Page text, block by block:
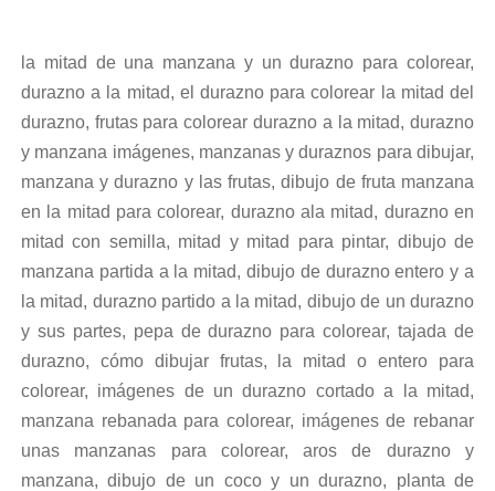
la mitad de una manzana y un durazno para colorear,
durazno a la mitad, el durazno para colorear la mitad del
durazno, frutas para colorear durazno a la mitad, durazno
y manzana imágenes, manzanas y duraznos para dibujar,
manzana y durazno y las frutas, dibujo de fruta manzana
en la mitad para colorear, durazno ala mitad, durazno en
mitad con semilla, mitad y mitad para pintar, dibujo de
manzana partida a la mitad, dibujo de durazno entero y a
la mitad, durazno partido a la mitad, dibujo de un durazno
y sus partes, pepa de durazno para colorear, tajada de
durazno, cómo dibujar frutas, la mitad o entero para
colorear, imágenes de un durazno cortado a la mitad,
manzana rebanada para colorear, imágenes de rebanar
unas manzanas para colorear, aros de durazno y
manzana, dibujo de un coco y un durazno, planta de